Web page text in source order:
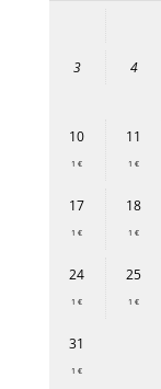
3 4
10
1 €
11
1 €
17
1 €
18
1 €
24
1 €
25
1 €
31
1 €